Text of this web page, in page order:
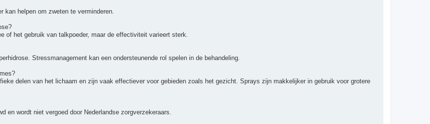
kan helpen om zweten te verminderen.
of het gebruik van talkpoeder, maar de effectiviteit varieert sterk.
Stressmanagement kan een ondersteunende rol spelen in de behandeling.
delen van het lichaam en zijn vaak effectiever voor gebieden zoals het gezicht. Sprays zijn makkelijker in gebruik voor grotere
en wordt niet vergoed door Nederlandse zorgverzekeraars.